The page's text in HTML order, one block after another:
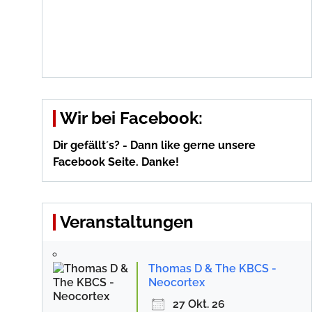
Wir bei Facebook:
Dir gefällt´s? - Dann like gerne unsere
Facebook Seite. Danke!
Veranstaltungen
Thomas D & The KBCS -
Neocortex
27 Okt. 26